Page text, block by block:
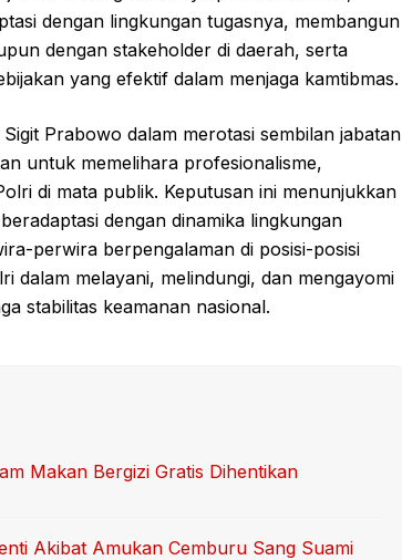
dengan lingkungan tugasnya, membangun
dengan stakeholder di daerah, serta
yang efektif dalam menjaga kamtibmas.
Prabowo dalam merotasi sembilan jabatan
untuk memelihara profesionalisme,
di mata publik. Keputusan ini menunjukkan
dengan dinamika lingkungan
perwira berpengalaman di posisi-posisi
dalam melayani, melindungi, dan mengayomi
stabilitas keamanan nasional.
Makan Bergizi Gratis Dihentikan
Akibat Amukan Cemburu Sang Suami